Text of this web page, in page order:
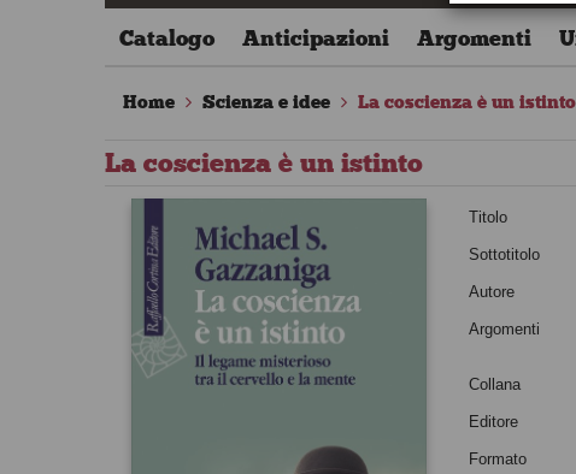
Catalogo Anticipazioni Argomenti
Home Scienza e idee La coscienza è un istinto
La coscienza è un istinto
Titolo
Sottotitolo
Autore
Argomenti
Collana
Editore
Formato